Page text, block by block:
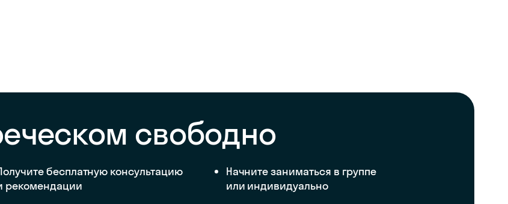
свободно
бесплатную консультацию
рекомендации
Начните заниматься в группе
или индивидуально